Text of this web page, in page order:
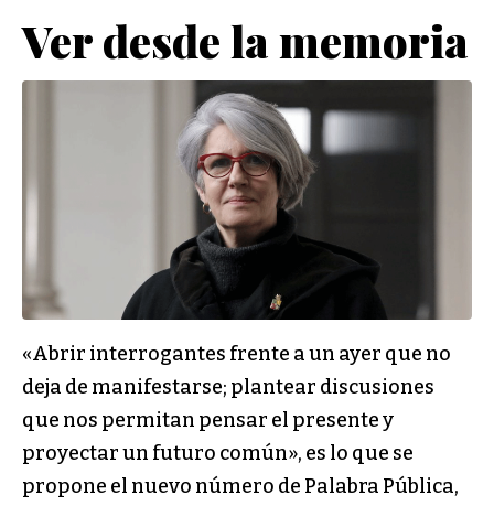
Ver desde la memoria
«Abrir interrogantes frente a un ayer que no
deja de manifestarse; plantear discusiones
que nos permitan pensar el presente y
proyectar un futuro común», es lo que se
propone el nuevo número de Palabra Pública,